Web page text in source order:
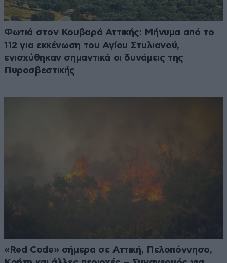
Φωτιά στον Κουβαρά Αττικής: Μήνυμα από το
112 για εκκένωση του Αγίου Στυλιανού,
ενισχύθηκαν σημαντικά οι δυνάμεις της
Πυροσβεστικής
«Red Code» σήμερα σε Αττική, Πελοπόννησο,